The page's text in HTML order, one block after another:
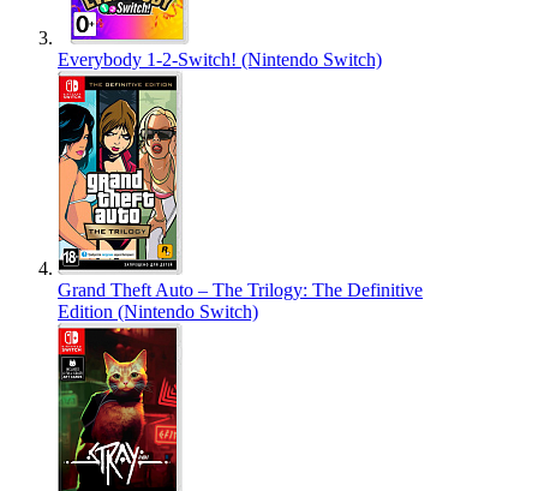
Everybody 1-2-Switch! (Nintendo Switch)
Grand Theft Auto – The Trilogy: The Definitive
Edition (Nintendo Switch)